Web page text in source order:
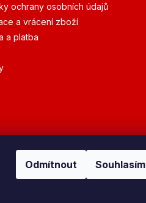
Odmítnout Souhlasím
ochrany osobních údajů
a vrácení zboží
a platba